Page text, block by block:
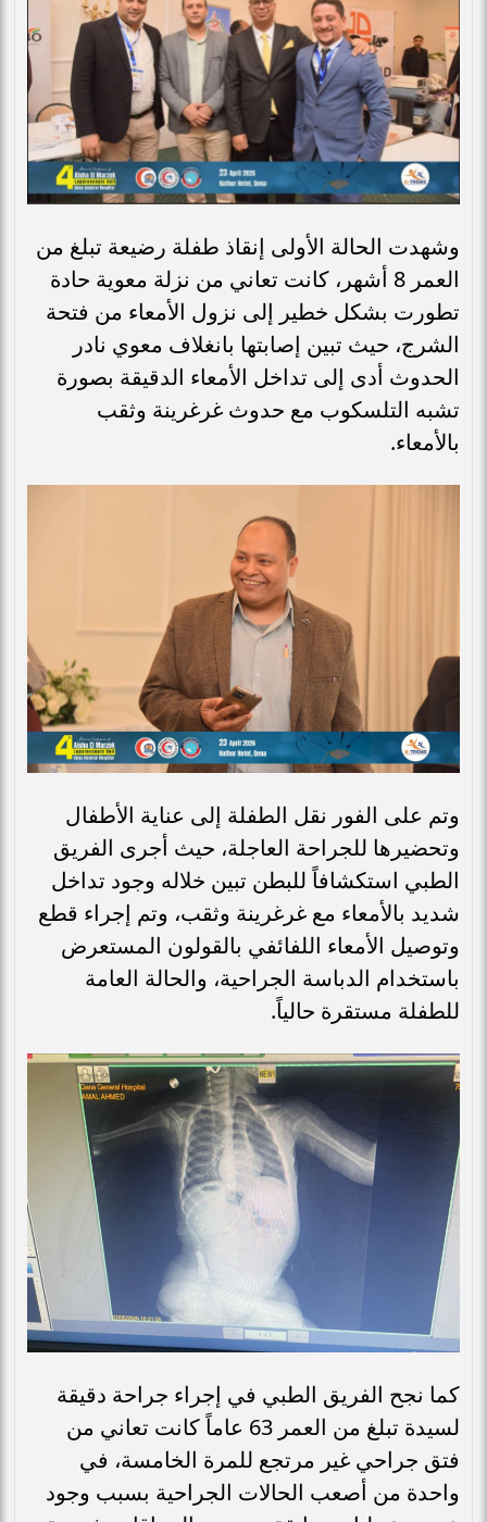
وشهدت الحالة الأولى إنقاذ طفلة رضيعة تبلغ من
العمر 8 أشهر، كانت تعاني من نزلة معوية حادة
تطورت بشكل خطير إلى نزول الأمعاء من فتحة
الشرج، حيث تبين إصابتها بانغلاف معوي نادر
الحدوث أدى إلى تداخل الأمعاء الدقيقة بصورة
تشبه التلسكوب مع حدوث غرغرينة وثقب
بالأمعاء.
وتم على الفور نقل الطفلة إلى عناية الأطفال
وتحضيرها للجراحة العاجلة، حيث أجرى الفريق
الطبي استكشافاً للبطن تبين خلاله وجود تداخل
شديد بالأمعاء مع غرغرينة وثقب، وتم إجراء قطع
وتوصيل الأمعاء اللفائفي بالقولون المستعرض
باستخدام الدباسة الجراحية، والحالة العامة
للطفلة مستقرة حالياً.
كما نجح الفريق الطبي في إجراء جراحة دقيقة
لسيدة تبلغ من العمر 63 عاماً كانت تعاني من
فتق جراحي غير مرتجع للمرة الخامسة، في
واحدة من أصعب الحالات الجراحية بسبب وجود